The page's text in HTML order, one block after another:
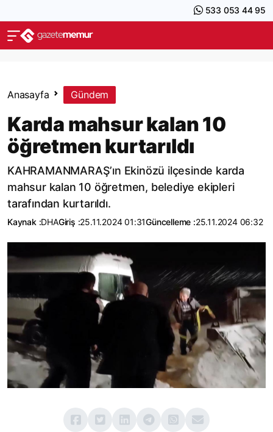
533 053 44 95
Anasayfa Gündem
Karda mahsur kalan 10
öğretmen kurtarıldı
KAHRAMANMARAŞ’ın Ekinözü ilçesinde karda
mahsur kalan 10 öğretmen, belediye ekipleri
tarafından kurtarıldı.
Kaynak :DHAGiriş :25.11.2024 01:31Güncelleme :25.11.2024 06:32